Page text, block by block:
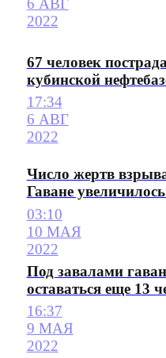
6 АВГ
2022
67 человек
кубинской
17:34
6 АВГ
2022
Число жертв
Гаване
03:10
10 МАЯ
2022
Под завалами
оставаться еще 13
16:37
9 МАЯ
2022